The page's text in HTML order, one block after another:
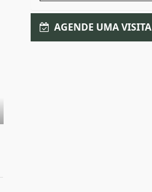
AGENDE UMA VISITA